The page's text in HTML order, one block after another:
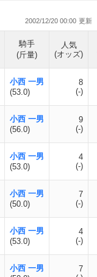
2002/12/20 00:00
騎手
(斤量)
人気
(オッズ)
小西 一男
(53.0)
8
(-)
小西 一男
(56.0)
9
(-)
小西 一男
(53.0)
4
(-)
小西 一男
(50.0)
7
(-)
小西 一男
(53.0)
4
(-)
小西 一男
7